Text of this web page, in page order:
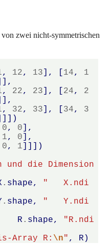
zwei nicht-symmetrischen
, 12, 13 ], 14,
1
]],
, 22, 23 ], 24,
2
]],
, 32, 33 ], 34,
3
]]])
0, 0 ],
1, 0 ],
0, 1 ]]])
und die Dimension
. shape,
"   X.ndi
. shape,
"   Y.ndi
R . shape,
"R.ndi
Array R: \n" , R )